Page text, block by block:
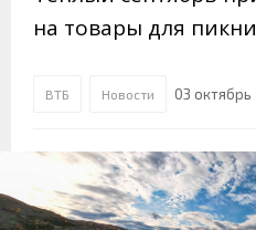
на товары для
ВТБ Новости 03